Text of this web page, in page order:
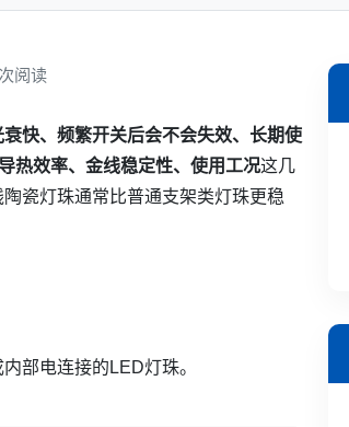
阅读
快、频繁开关后会不会失效、长期使
热效率、金线稳定性、使用工况这几
瓷灯珠通常比普通支架类灯珠更稳
部电连接的LED灯珠。